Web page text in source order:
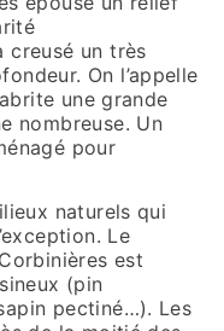
creusé un très
On l’appelle
une grande
nombreuse. Un
pour
naturels qui
Le
est
(pin
pectiné…). Les